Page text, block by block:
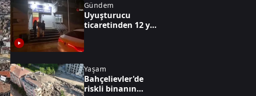
Gündem
Uyuşturucu
ticaretinden 12 yıl
Yaşam
Bahçelievler'de
riskli binanın